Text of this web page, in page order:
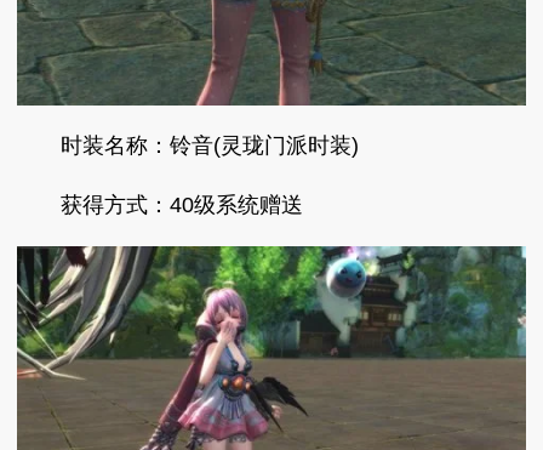
时装名称：铃音(灵珑门派时装)
获得方式：40级系统赠送